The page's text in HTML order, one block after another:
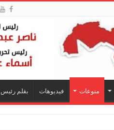
منوعات فيديوهات بقلم رئيس